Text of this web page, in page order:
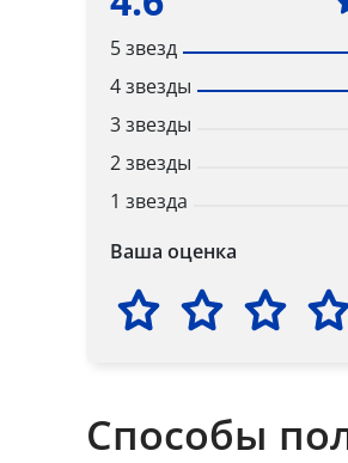
5 звезд
4 звезды
3 звезды
2 звезды
1 звезда
Ваша оценка
Способы